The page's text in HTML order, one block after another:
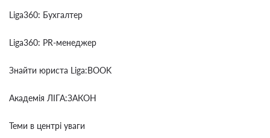
Liga360: Бухгалтер
Liga360: PR-менеджер
Знайти юриста Liga:BOOK
Академія ЛІГА:ЗАКОН
Теми в центрі уваги